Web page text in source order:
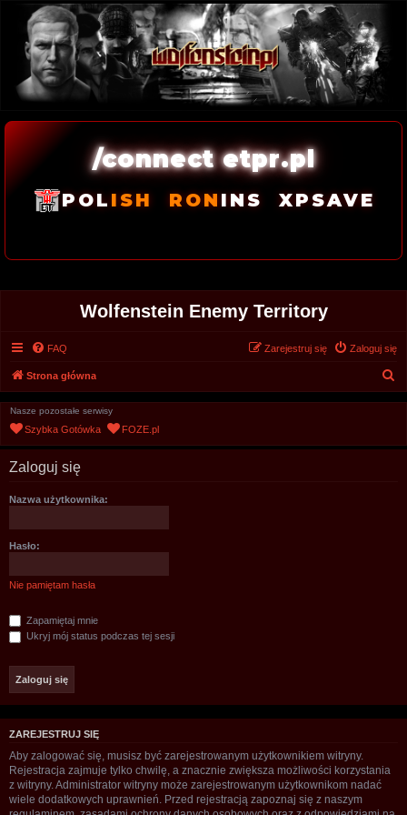
/connect etpr.pl
POL ISH RONINS XPSAVE
Wolfenstein Enemy Territory
FAQ Zaloguj się
Zarejestruj się
Strona główna
Nasze pozostałe serwisy
Szybka Gotówka FOZE.pl
Zaloguj się
Nazwa użytkownika:
Hasło:
Nie pamiętam hasła
Zapamiętaj mnie
Ukryj mój status podczas tej sesji
ZAREJESTRUJ SIĘ
Aby zalogować się, musisz być zarejestrowanym użytkownikiem witryny.
Rejestracja zajmuje tylko chwilę, a znacznie zwiększa możliwości korzystania
z witryny. Administrator witryny może zarejestrowanym użytkownikom nadać
wiele dodatkowych uprawnień. Przed rejestracją zapoznaj się z naszym